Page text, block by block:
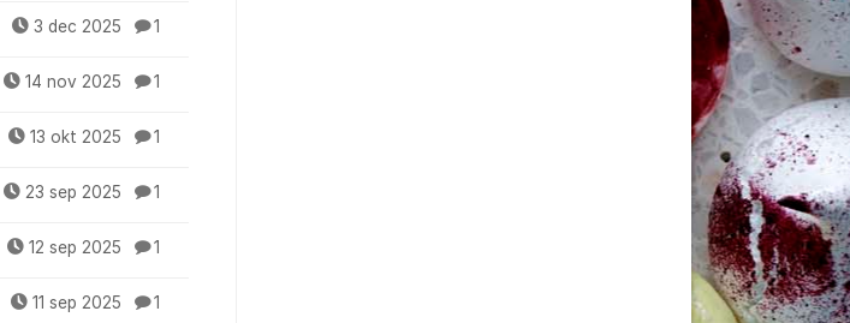
3 dec 2025 1
14 nov 2025 1
13 okt 2025 1
23 sep 2025 1
12 sep 2025 1
11 sep 2025 1